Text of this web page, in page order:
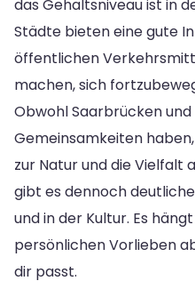
das Gehaltsniveau ist in
Städte bieten eine gute
öffentlichen
machen, sich
Obwohl Saarbrücken und
Gemeinsamkeiten
zur Natur und die Vielfalt
gibt es dennoch
und in der Kultur. Es
persönlichen Vorlieben
dir passt.